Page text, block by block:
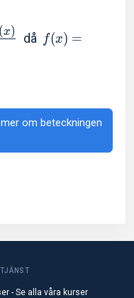
x) då f(x) =
om beteckningen
- Se alla våra kurser